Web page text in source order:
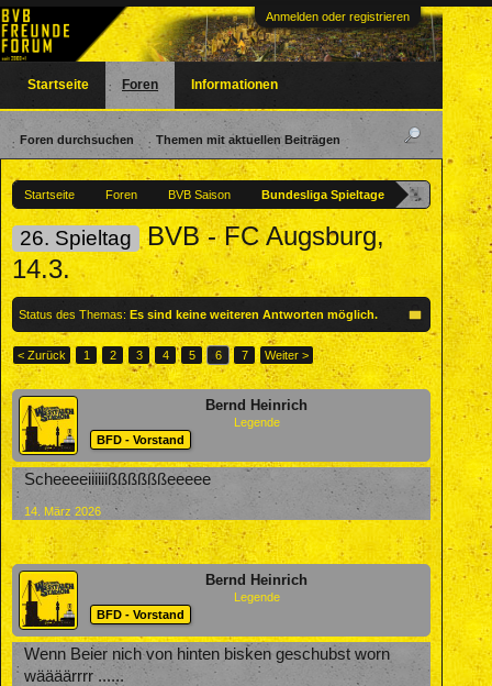
Anmelden oder registrieren
Startseite Foren BVB Saison Bundesliga Spieltage
26. Spieltag BVB - FC Augsburg,
14.3.
Status des Themas: Es sind keine weiteren Antworten möglich.
< Zurück 1 2 3 4 5 6 7 Weiter >
Bernd Heinrich
Legende
BFD - Vorstand
Scheeeeiiiiiißßßßßßeeeee
14. März 2026
Bernd Heinrich
Legende
BFD - Vorstand
Wenn Beier nich von hinten bisken geschubst worn
wäääärrrr ......
Startseite Foren
Foren durchsuchen Themen mit aktuellen Beiträgen
Informationen